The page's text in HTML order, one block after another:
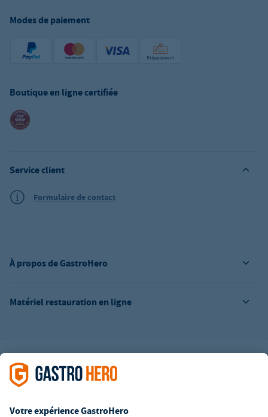
Modes de paiement
Boutique en ligne certifiée
Matériel restauration en ligne
À propos de GastroHero
Service client
Formulaire de contact
L’offre de la société GastroHero est exclusivement destinée aux
entreprises. Tous les prix sont des prix unitaires nets majorés de
Certaines méthodes de paiement peuvent entraîner des frais